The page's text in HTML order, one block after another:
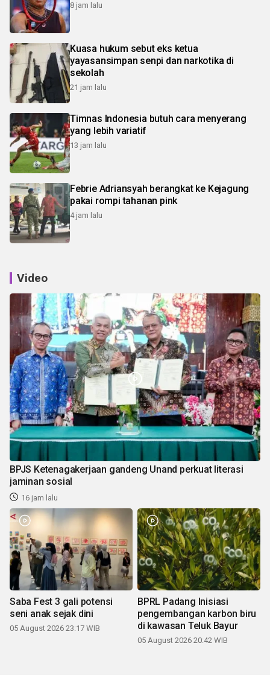
8 jam lalu
Kuasa hukum sebut eks ketua
yayasansimpan senpi dan narkotika di
sekolah
21 jam lalu
Timnas Indonesia butuh cara menyerang
yang lebih variatif
13 jam lalu
Febrie Adriansyah berangkat ke Kejagung
pakai rompi tahanan pink
4 jam lalu
Video
BPJS Ketenagakerjaan gandeng Unand perkuat literasi
jaminan sosial
16 jam lalu
Saba Fest 3 gali potensi
seni anak sejak dini
05 August 2026 23:17 WIB
BPRL Padang Inisiasi
pengembangan karbon biru
di kawasan Teluk Bayur
05 August 2026 20:42 WIB